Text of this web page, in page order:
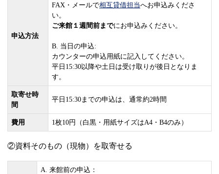
申込方法
FAX・メールで相互貸借担当へお申込みくださ
い。
ご来館１週間前までにお申込みください。
B. 当日の申込:
カウンターの申込用紙に記入してください。
平日15:30以降や土日は受け取りが後日となりま
す。
取寄せ時
間
平日15:30までの申込は、通常約2時間
費用 1枚10円（白黒・用紙サイズはA4・B4のみ）
②資料そのもの（現物）を取寄せる
A. 来館前の申込：